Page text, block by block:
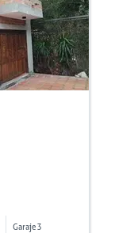
Garaje 3